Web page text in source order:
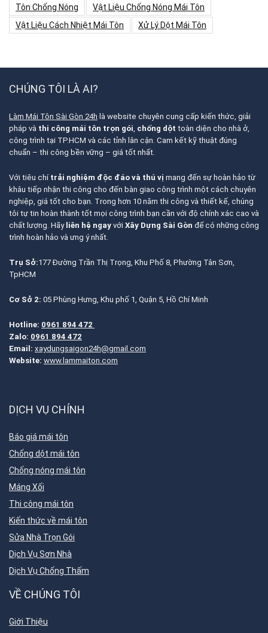
Tôn Chống Nóng
Vật Liệu Chống Nóng Mái Tôn
Vật Liệu Cách Nhiệt Mái Tôn
Xử Lý Dột Mái Tôn
CHÚNG TÔI LÀ AI?
Làm Mái Tôn Sài Gòn 24h là website chuyên cung cấp kiến thức, giải
pháp và thi công mái tôn trọn gói, chống dột toàn diện cho nhà ở,
công trình tại TP.HCM và các tỉnh lân cận. Cam kết kỹ thuật đúng
chuẩn – thi công bền vững – giá tốt nhất.
Với tiêu chí trải nghiệm độc đáo và thú vị mang đến sự hoàn hảo từ
khâu tiếp nhận thi công cho đến bàn giao công trình một cách chuyên
nghiệp, giá tốt cho bạn. Trong hơn 10 năm thi công và thiết kế, chúng
tôi tự tin hoàn thành tốt mọi công trình bạn cần với độ chính xác cao và
chất lượng. Hãy liên hệ ngay với Xây Dựng Sài Gòn để có những công
trình hoàn hảo và ưng ý nhất.
Trụ Sở:177 Đường Trần Thị Trọng, Khu Phố 8, Phường Tân Sơn,
TpHCM
Cơ Sở 2: 05 Phùng Hưng, Khu phố 1, Quận 5, Hồ Chí Minh
Hotline: 0961 894 472
Zalo: 0961 894 472
Email: xaydungsaigon24h@gmail.com
Website: www.lammaiton.com
DỊCH VỤ CHÍNH
Báo giá mái tôn
Chống dột mái tôn
Chống nóng mái tôn
Máng Xối
Thi công mái tôn
Kiến thức về mái tôn
Sửa Nhà Trọn Gói
Dịch Vụ Sơn Nhà
Dịch Vụ Chống Thấm
VỀ CHÚNG TÔI
Giới Thiệu